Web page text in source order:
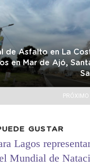
de Asfalto en La
en Mar de Ajó,
GUSTAR
Lagos
Mundial de